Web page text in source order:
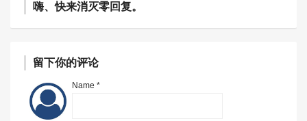
嗨、快来消灭零回复。
留下你的评论
Name *